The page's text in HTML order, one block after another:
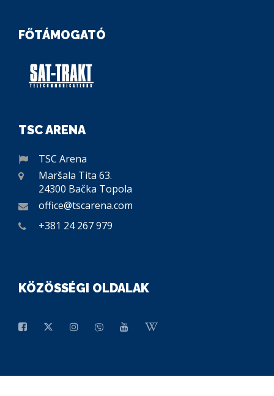
FŐTÁMOGATÓ
TSC ARENA
TSC Arena
Maršala Tita 63.
24300 Bačka Topola
office@tscarena.com
+381 24 267 979
KÖZÖSSÉGI OLDALAK